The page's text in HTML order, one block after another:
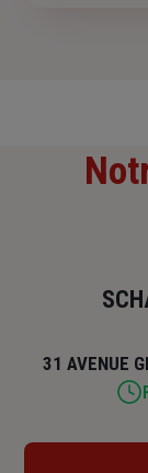
31 AVENUE